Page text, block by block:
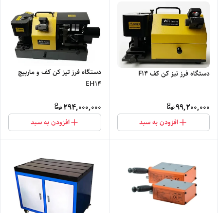
دستگاه فرز تیز کن کف F14
99,200,000
افزودن به سبد
دستگاه فرز تیز کن کف و مارپیچ
EH14
294,000,000
افزودن به سبد